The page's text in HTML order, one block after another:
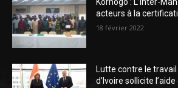
acteurs à la
18 février 2022
Lutte contre le
d’Ivoire sollicite l’aide